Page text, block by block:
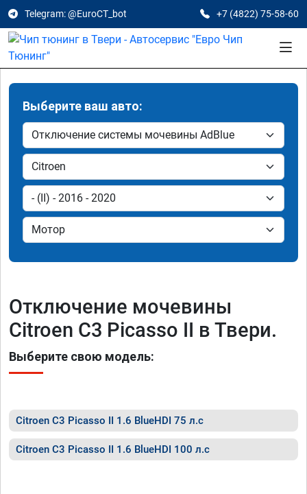
Telegram: @EuroCT_bot +7 (4822) 75-58-60
Выберите ваш авто:
Отключение мочевины
Citroen C3 Picasso II в Твери.
Выберите свою модель:
Citroen C3 Picasso II 1.6 BlueHDI 75 л.с
Citroen C3 Picasso II 1.6 BlueHDI 100 л.с